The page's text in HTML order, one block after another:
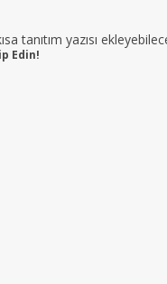
tanıtım yazısı
Edin!